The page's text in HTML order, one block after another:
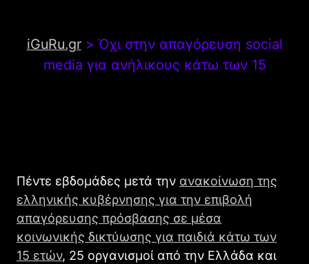
iGuRu.gr> Όχι στην απαγόρευση social
media για ανήλικους κάτω των 15
Πέντε εβδομάδες μετά την ανακοίνωση της
ελληνικής κυβέρνησης για την επιβολή
απαγόρευσης πρόσβασης σε μέσα
κοινωνικής δικτύωσης για παιδιά κάτω των
15 ετών, 25 οργανισμοί από την Ελλάδα και